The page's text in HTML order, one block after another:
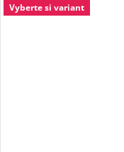
Vyberte si variant